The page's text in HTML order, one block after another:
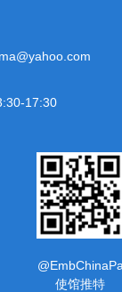
17:30
使馆推特